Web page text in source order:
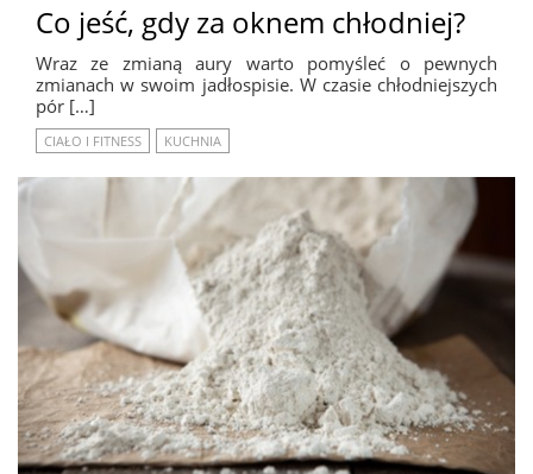
Co jeść, gdy za oknem chłodniej?
Wraz ze zmianą aury warto pomyśleć o pewnych
zmianach w swoim jadłospisie. W czasie chłodniejszych
pór […]
CIAŁO I FITNESS KUCHNIA